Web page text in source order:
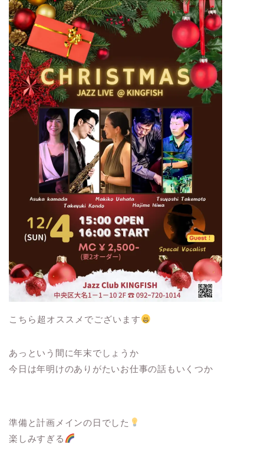
こちら超オススメでございます
あっという間に年末でしょうか
今日は年明けのありがたいお仕事の話もいくつか
準備と計画メインの日でした
楽しみすぎる